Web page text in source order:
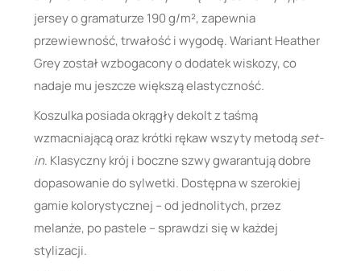
jersey o gramaturze 190 g/m², zapewnia
przewiewność, trwałość i wygodę. Wariant Heather
Grey został wzbogacony o dodatek wiskozy, co
nadaje mu jeszcze większą elastyczność.
Koszulka posiada okrągły dekolt z taśmą
wzmacniającą oraz krótki rękaw wszyty metodąset-
in. Klasyczny krój i boczne szwy gwarantują dobre
dopasowanie do sylwetki. Dostępna w szerokiej
gamie kolorystycznej – od jednolitych, przez
melanże, po pastele – sprawdzi się w każdej
stylizacji.